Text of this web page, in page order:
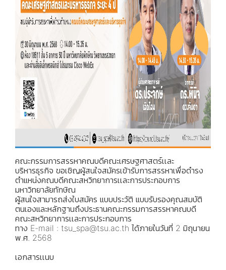
คณะกรรมการสรรหาคณบดีคณะเศรษฐศาสตร์เเละ
บริหารธุรกิจ ขอเชิญผู้สนใจสมัครเข้ารับการสรรหาเพื่อดำรง
ตำแหน่งคณบดีคณะสหวิทยาการเเละการประกอบการ
มหาวิทยาลัยทักษิณ
ผู้สนใจสามารถส่งใบสมัคร แบบประวัติ แบบรับรองคุณสมบัติ
ตนเองและหลักฐานถึงประธานคณะกรรมการสรรหาคณบดี
คณะสหวิทยาการเเละการประกอบการ
ทาง E-mail : tsu_spa@tsu.ac.th ได้ภายในวันที่ 2 มิถุนายน
พ.ศ. 2568
เอกสารเเนบ